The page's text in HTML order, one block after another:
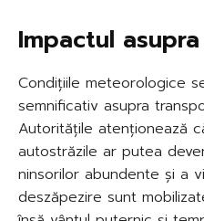
Impactul
Condițiile meteorologice
semnificativ asupra
Autoritățile atenționează
autostrăzile ar putea
ninsorilor abundente și a
deszăpezire sunt